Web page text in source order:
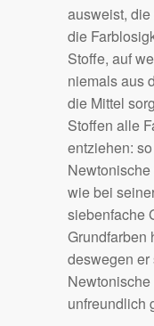
ausweist,
die
Stoffe, auf
niemals aus
die Mittel
Stoffen alle
entziehen:
wie bei
siebenfache
Grundfarben
deswegen
unfreundlich